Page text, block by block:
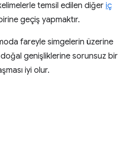
temsil edilen diğer iç
geçiş yapmaktır.
fareyle simgelerin üzerine
genişliklerine sorunsuz bir
iyi olur.